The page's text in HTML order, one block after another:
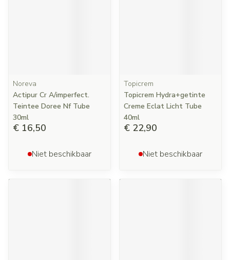
Noreva
Actipur Cr A/imperfect.
Teintee Doree Nf Tube
30ml
€ 16,50
Niet beschikbaar
Topicrem
Topicrem Hydra+getinte
Creme Eclat Licht Tube
40ml
€ 22,90
Niet beschikbaar